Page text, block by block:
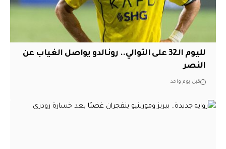
لليوم الـ32 على التوالي.. رونالدو يواصل الغياب عن
النصر
قبل يوم واحد